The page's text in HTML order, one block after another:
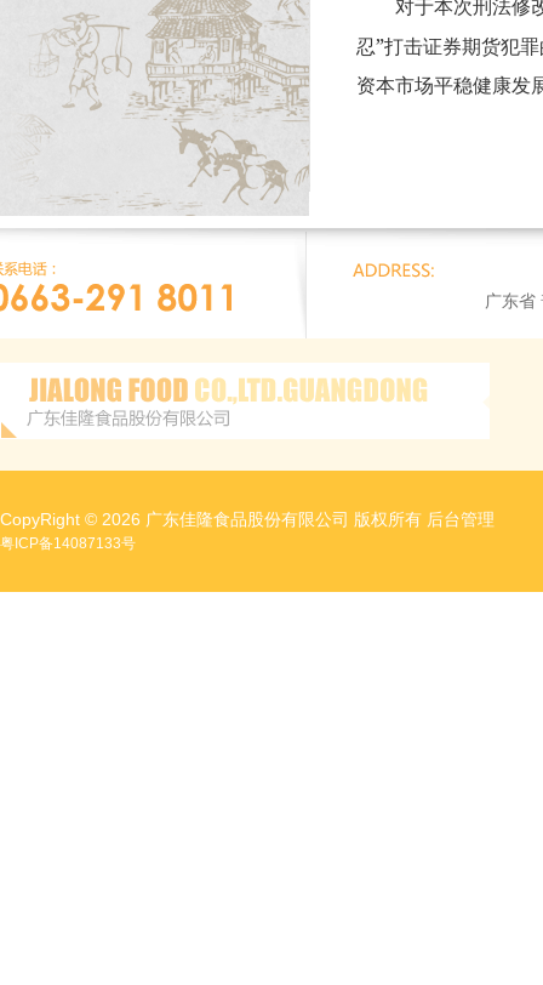
对于本次刑法修改
忍”打击证券期货犯
资本市场平稳健康发
广东省
CopyRight © 2026 广东佳隆食品股份有限公司 版权所有 后台管理
粤ICP备14087133号